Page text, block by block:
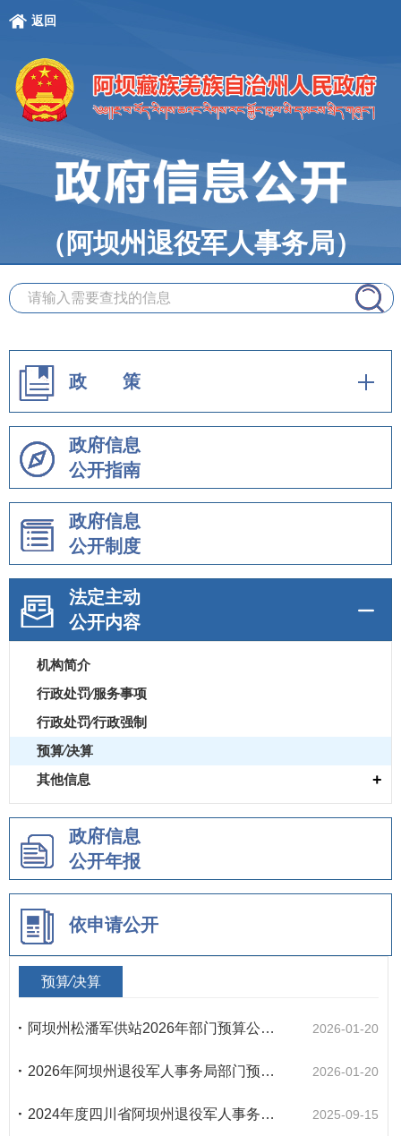
返回
（阿坝州退役军人事务局）
政 策
政府信息
公开指南
政府信息
公开制度
法定主动
公开内容
机构简介
行政处罚⁄服务事项
行政处罚⁄行政强制
预算⁄决算
其他信息
+
政府信息
公开年报
依申请公开
预算⁄决算
阿坝州松潘军供站2026年部门预算公开说明 2026-01-20
2026年阿坝州退役军人事务局部门预算公开说明 2026-01-20
2024年度四川省阿坝州退役军人事务部门决算 2025-09-15